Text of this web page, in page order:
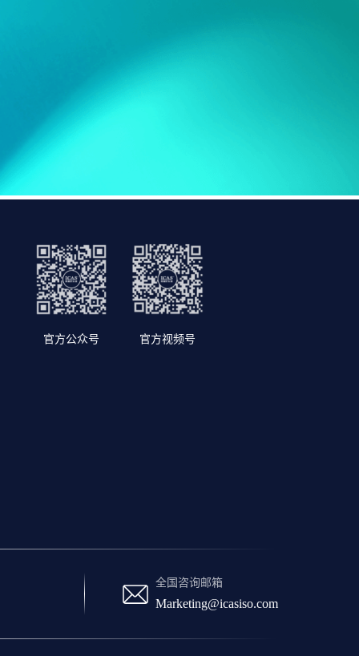
官方公众号 官方视频号
全国咨询邮箱
Marketing@icasiso.com